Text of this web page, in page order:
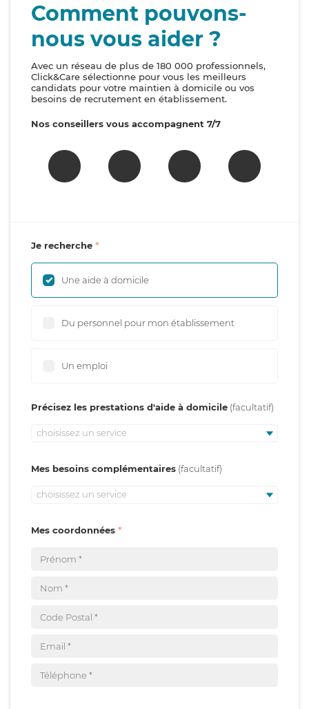
Comment pouvons-
nous vous aider ?
Avec un réseau de plus de 180 000 professionnels,
Click&Care sélectionne pour vous les meilleurs
candidats pour votre maintien à domicile ou vos
besoins de recrutement en établissement.
Nos conseillers vous accompagnent 7/7
Je recherche
Une aide à domicile
Du personnel pour mon établissement
Un emploi
Précisez les prestations d'aide à domicile
choisissez un service
Mes besoins complémentaires
choisissez un service
Mes coordonnées